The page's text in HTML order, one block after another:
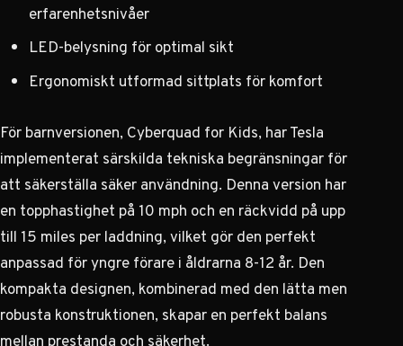
erfarenhetsnivåer
LED-belysning för optimal sikt
Ergonomiskt utformad sittplats för komfort
För barnversionen, Cyberquad for Kids, har Tesla
implementerat särskilda tekniska begränsningar för
att säkerställa säker användning. Denna version har
en topphastighet på 10 mph och en räckvidd på upp
till 15 miles per laddning, vilket gör den perfekt
anpassad för yngre förare i åldrarna 8-12 år. Den
kompakta designen, kombinerad med den lätta men
robusta konstruktionen, skapar en perfekt balans
mellan prestanda och säkerhet.